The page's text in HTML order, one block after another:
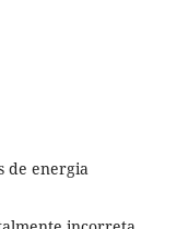
de energia